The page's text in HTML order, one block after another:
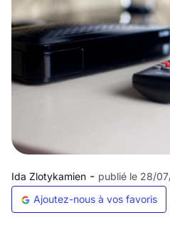
Ida Zlotykamien - publié le 28/
Ajoutez-nous à vos favoris